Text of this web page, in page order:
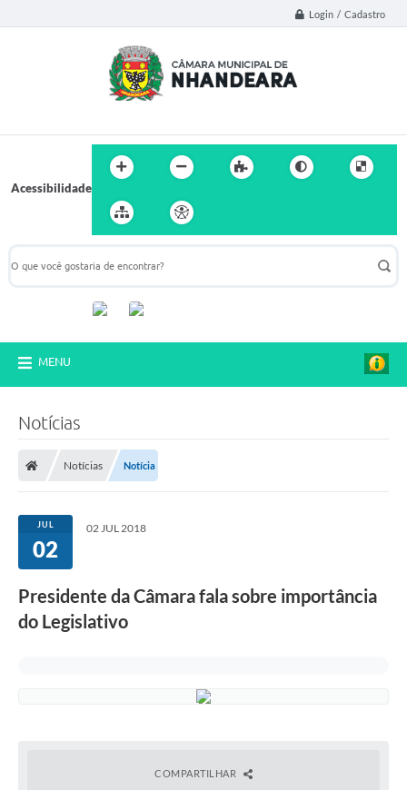
Login / Cadastro
Acessibilidade
MENU
Notícias
Notícias Notícia
JUL
02
02 JUL 2018
Presidente da Câmara fala sobre importância
do Legislativo
COMPARTILHAR